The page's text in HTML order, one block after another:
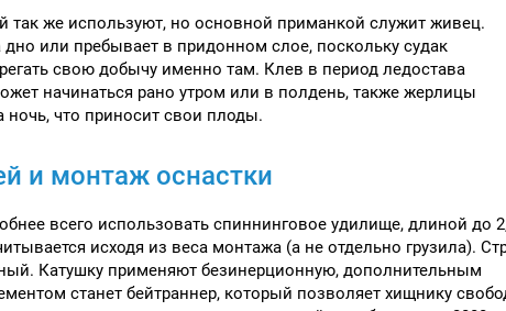
так же используют, но основной приманкой служит живец.
или пребывает в придонном слое, поскольку судак
свою добычу именно там. Клев в период ледостава
начинаться рано утром или в полдень, также жерлицы
ночь, что приносит свои плоды.
и монтаж оснастки
всего использовать спиннинговое удилище, длиной до
исходя из веса монтажа (а не отдельно грузила).
Катушку применяют безинерционную, дополнительным
станет бейтраннер, который позволяет хищнику